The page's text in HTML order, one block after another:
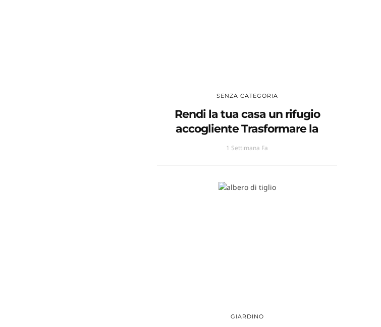
SENZA CATEGORIA
Rendi la tua casa un rifugio
accogliente Trasformare la
1 Settimana Fa
GIARDINO